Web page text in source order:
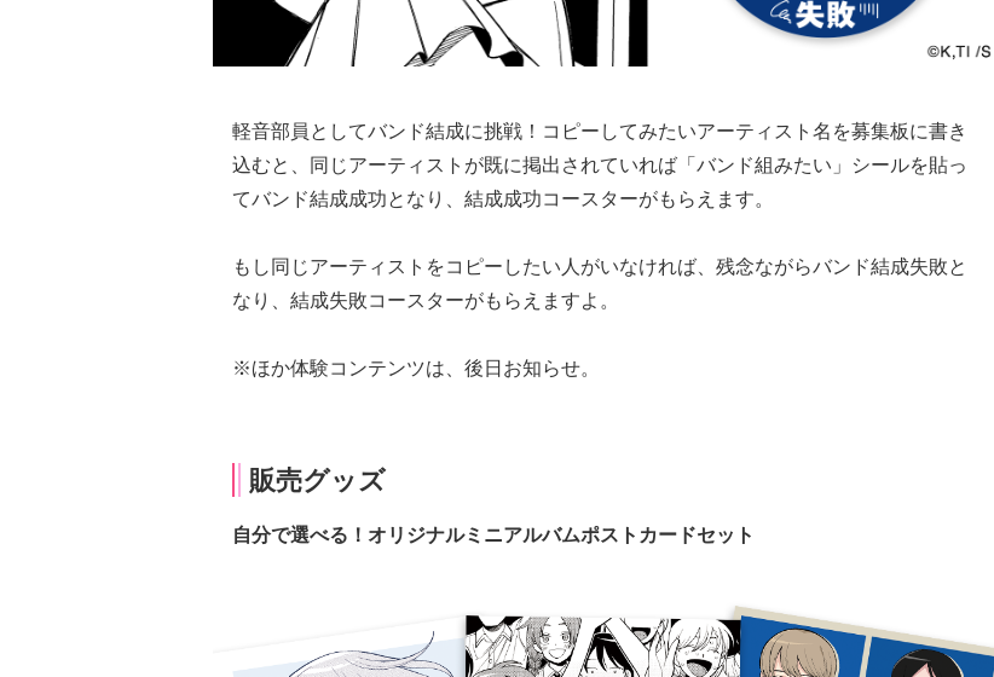
軽音部員としてバンド結成に挑戦！コピーしてみたいアーティスト名を募集板に書き
込むと、同じアーティストが既に掲出されていれば「バンド組みたい」シールを貼っ
てバンド結成成功となり、結成成功コースターがもらえます。
もし同じアーティストをコピーしたい人がいなければ、残念ながらバンド結成失敗と
なり、結成失敗コースターがもらえますよ。
※ほか体験コンテンツは、後日お知らせ。
販売グッズ
自分で選べる！オリジナルミニアルバムポストカードセット